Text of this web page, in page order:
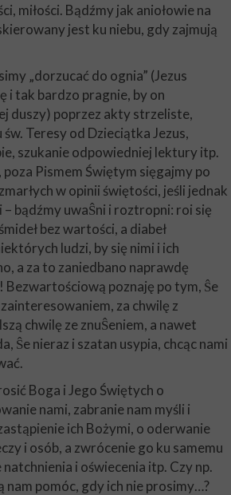
miłości. Bądźmy jak aniołowie na
jest ku niebu, gdy zajmują
„dorzucać do ognia” (Jezus
i tak bardzo pragnie, by on
duszy) poprzez akty strzeliste,
Teresy od Dzieciątka Jezus,
szukanie odpowiedniej lektury itp.
Pismem Świętym sięgajmy po
w opinii świętości, jeśli jednak
bądźmy uwaŜni i roztropni: roi się
bez wartości, a diabeł
ludzi, by się nimi i ich
a za to zaniedbano naprawdę
poznaję po tym, Ŝe
za chwilę z
chwilę ze znuŜeniem, a nawet
Ŝe nieraz i szatan usypia, chcąc nami
Boga i Jego Świętych o
nami, zabranie nam myśli i
ich Bożymi, o oderwanie
i osób, a zwrócenie go ku samemu
i oświecenia itp. Czy np.
nam pomóc, gdy ich nie prosimy…?